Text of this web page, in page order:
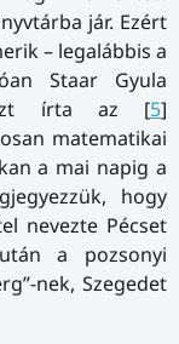
jár. Ezért
– legalábbis a
Staar Gyula
azt írta az [5]
matematikai
a mai napig a
hogy
nevezte Pécset
a pozsonyi
nek, Szegedet